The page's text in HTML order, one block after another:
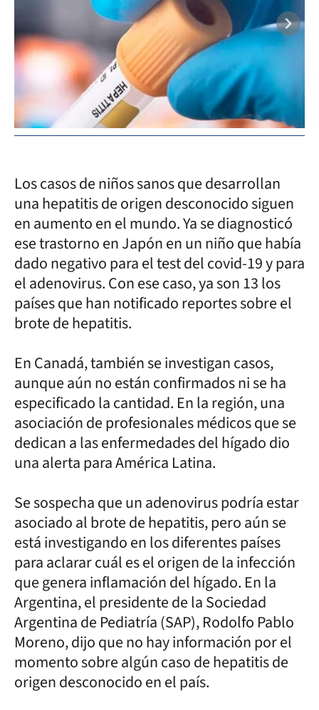
Los casos de niños sanos que desarrollan
una hepatitis de origen desconocido siguen
en aumento en el mundo. Ya se diagnosticó
ese trastorno en Japón en un niño que había
dado negativo para el test del covid-19 y para
el adenovirus. Con ese caso, ya son 13 los
países que han notificado reportes sobre el
brote de hepatitis.
En Canadá, también se investigan casos,
aunque aún no están confirmados ni se ha
especificado la cantidad. En la región, una
asociación de profesionales médicos que se
dedican a las enfermedades del hígado dio
una alerta para América Latina.
Se sospecha que un adenovirus podría estar
asociado al brote de hepatitis, pero aún se
está investigando en los diferentes países
para aclarar cuál es el origen de la infección
que genera inflamación del hígado. En la
Argentina, el presidente de la Sociedad
Argentina de Pediatría (SAP), Rodolfo Pablo
Moreno, dijo que no hay información por el
momento sobre algún caso de hepatitis de
origen desconocido en el país.